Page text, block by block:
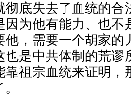
彻底失去了血统的合
因为他有能力、也不
他，需要一个胡家的
也是中共体制的荒谬
靠祖宗血统来证明，